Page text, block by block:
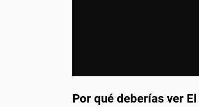
Por qué deberías ver